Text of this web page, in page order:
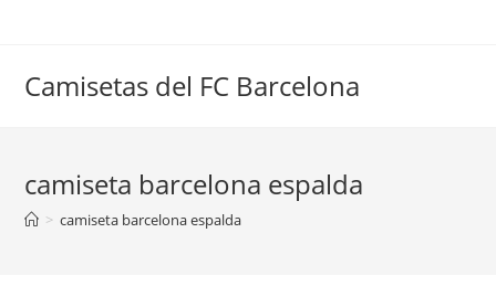
Camisetas del FC Barcelona
camiseta barcelona espalda
> camiseta barcelona espalda